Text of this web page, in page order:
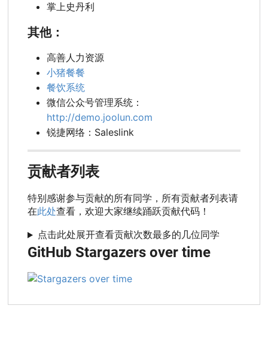
掌上史丹利
其他：
高善人力资源
小猪餐餐
餐饮系统
微信公众号管理系统：
http://demo.joolun.com
锐捷网络：Saleslink
贡献者列表
特别感谢参与贡献的所有同学，所有贡献者列表请
在此处查看，欢迎大家继续踊跃贡献代码！
点击此处展开查看贡献次数最多的几位同学
GitHub Stargazers over time